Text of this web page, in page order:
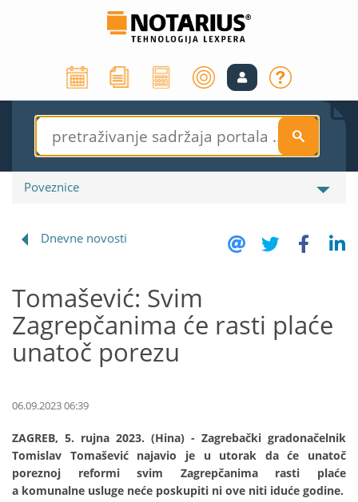
S
Poveznice
Dnevne novosti
Tomašević: Svim
Zagrepčanima će rasti plaće
unatoč porezu
06.09.2023 06:39
ZAGREB, 5. rujna 2023. (Hina) - Zagrebački gradonačelnik
Tomislav Tomašević najavio je u utorak da će unatoč
poreznoj reformi svim Zagrepčanima rasti plaće
a komunalne usluge neće poskupiti ni ove niti iduće godine.